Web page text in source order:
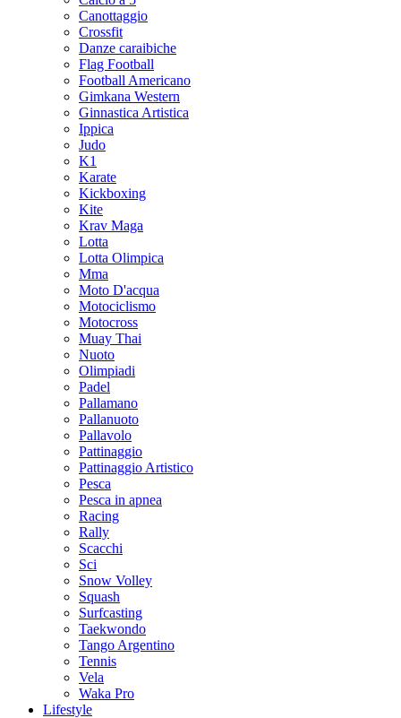
Canottaggio
Crossfit
Danze caraibiche
Flag Football
Football Americano
Gimkana Western
Ginnastica Artistica
Ippica
Judo
K1
Karate
Kickboxing
Kite
Krav Maga
Lotta
Lotta Olimpica
Mma
Moto D'acqua
Motociclismo
Motocross
Muay Thai
Nuoto
Olimpiadi
Padel
Pallamano
Pallanuoto
Pallavolo
Pattinaggio
Pattinaggio Artistico
Pesca
Pesca in apnea
Racing
Rally
Scacchi
Sci
Snow Volley
Squash
Surfcasting
Taekwondo
Tango Argentino
Tennis
Vela
Waka Pro
Lifestyle